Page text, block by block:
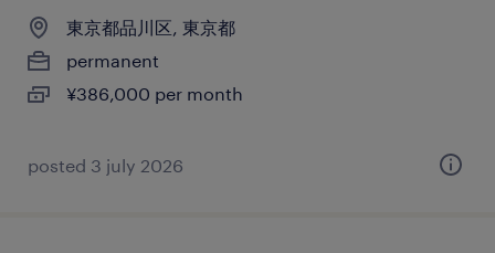
東京都品川区, 東京都
permanent
¥386,000 per month
posted 3 july 2026